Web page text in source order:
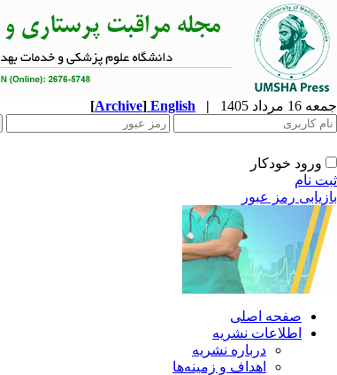
جمعه 16 مرداد 1405 |
English
[Archive]
ورود خودکار
ثبت نام
بازیابی رمز عبور
صفحه اصلی
اطلاعات نشریه
درباره نشریه
اهداف و زمینه‌ها